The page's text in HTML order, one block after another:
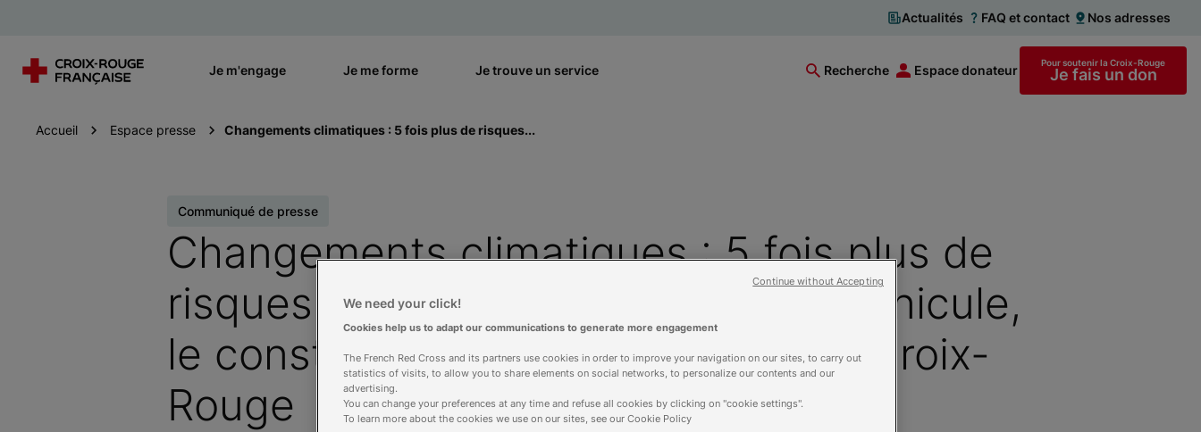
Actualités FAQ et contact Nos adresses
Je m'engage Je me forme Je trouve un service Recherche Espace donateur Pour soutenir la Croix-Rouge
Je fais un don
Accueil Espace presse Changements climatiques : 5 fois plus de risques...
Communiqué de presse
Changements climatiques : 5 fois plus de
risques de subir des épisodes de canicule,
le constat et les propositions de la Croix-
Rouge
We need your click!
Cookies help us to adapt our communications to generate more engagement
The French Red Cross and its partners use cookies in order to improve your navigation on our sites, to carry out
statistics of visits, to allow you to share elements on social networks, to personalize our contents and our
advertising.
You can change your preferences at any time and refuse all cookies by clicking on "cookie settings".
To learn more about the cookies we use on our sites, see our Cookie Policy
Continue without Accepting